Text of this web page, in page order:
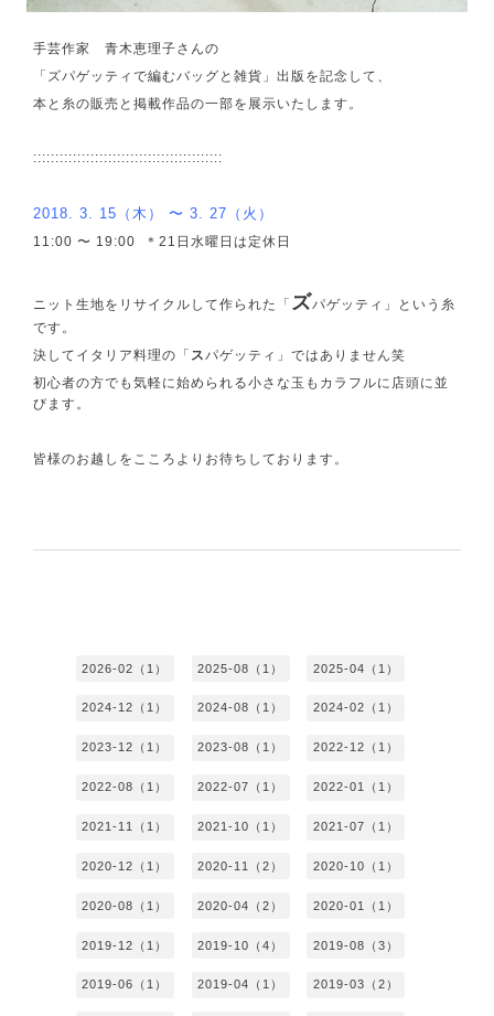
手芸作家 青木恵理子さんの
「ズパゲッティで編むバッグと雑貨」出版を記念して、
本と糸の販売と掲載作品の一部を展示いたします。
:::::::::::::::::::::::::::::::::::::::::::
2018. 3. 15（木） 〜 3. 27（火）
11:00 〜 19:00 ＊21日水曜日は定休日
ニット生地をリサイクルして作られた「 ズパゲッティ」という糸
です。
決してイタリア料理の「 スパゲッティ」ではありません笑
初心者の方でも気軽に始められる小さな玉もカラフルに店頭に並
びます。
皆様のお越しをこころよりお待ちしております。
2026-02（1） 2025-08（1） 2025-04（1）
2024-12（1） 2024-08（1） 2024-02（1）
2023-12（1） 2023-08（1） 2022-12（1）
2022-08（1） 2022-07（1） 2022-01（1）
2021-11（1） 2021-10（1） 2021-07（1）
2020-12（1） 2020-11（2） 2020-10（1）
2020-08（1） 2020-04（2） 2020-01（1）
2019-12（1） 2019-10（4） 2019-08（3）
2019-06（1） 2019-04（1） 2019-03（2）